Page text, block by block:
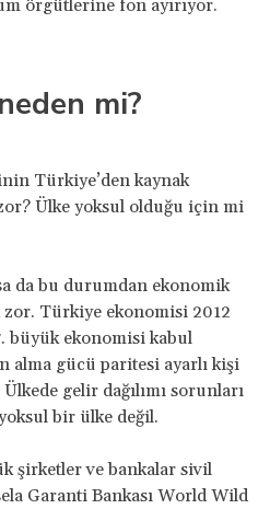
örgütlerine fon ayırıyor.
mi?
Türkiye’den kaynak
Ülke yoksul olduğu için mi
da bu durumdan ekonomik
Türkiye ekonomisi 2012
büyük ekonomisi kabul
alma gücü paritesi ayarlı kişi
gelir dağılımı sorunları
bir ülke değil.
şirketler ve bankalar sivil
Garanti Bankası World Wild